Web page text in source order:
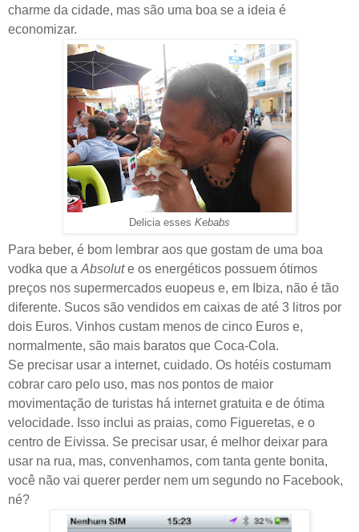
charme da cidade, mas são uma boa se a ideia é
economizar.
Delicia esses Kebabs
Para beber, é bom lembrar aos que gostam de uma boa
vodka que a Absolute os energéticos possuem ótimos
preços nos supermercados euopeus e, em Ibiza, não é tão
diferente. Sucos são vendidos em caixas de até 3 litros por
dois Euros. Vinhos custam menos de cinco Euros e,
normalmente, são mais baratos que Coca-Cola.
Se precisar usar a internet, cuidado. Os hotéis costumam
cobrar caro pelo uso, mas nos pontos de maior
movimentação de turistas há internet gratuita e de ótima
velocidade. Isso inclui as praias, como Figueretas, e o
centro de Eivissa. Se precisar usar, é melhor deixar para
usar na rua, mas, convenhamos, com tanta gente bonita,
você não vai querer perder nem um segundo no Facebook,
né?